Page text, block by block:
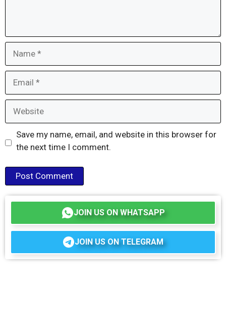
Save my name, email, and website in this browser for
the next time I comment.
JOIN US ON WHATSAPP
JOIN US ON TELEGRAM